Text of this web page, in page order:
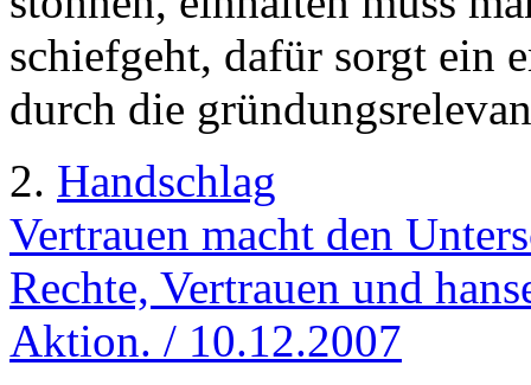
schiefgeht, dafür sorgt ein
durch die
2. Handschlag
Vertrauen macht den
Rechte, Vertrauen und
Aktion. / 10.12.2007